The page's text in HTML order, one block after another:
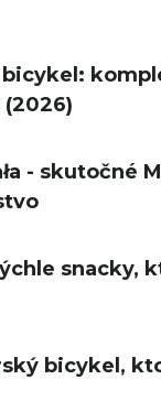
- skutočné
snacky,
bicykel,